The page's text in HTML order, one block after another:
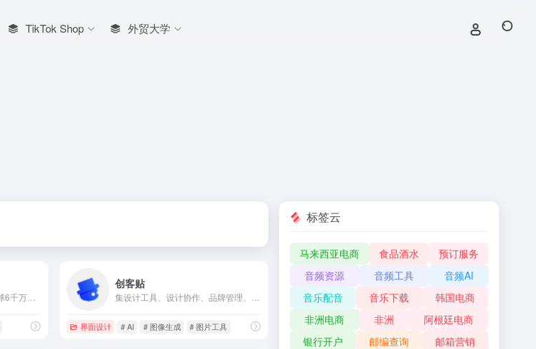
TikTok Shop 外贸大学
创客贴
界面设计 # AI # 图像生成 # 图片工具
标签云
马来西亚电商 食品酒水
预订服务
音频资源
音频工具
音频AI
音乐配音
音乐下载
韩国电商
非洲电商
非洲
阿根廷电商
银行开户
邮编查询
邮箱营销